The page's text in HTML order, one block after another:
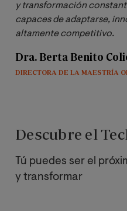
y transformación
capaces de adaptarse,
altamente competitivo.
Dra. Berta Benito
DIRECTORA DE LA MAESTRÍA
Descubre el
Tú puedes ser el
y transformar